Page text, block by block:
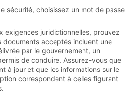
sécurité, choisissez un mot de passe
exigences juridictionnelles, prouvez
documents acceptés incluent une
par le gouvernement, un
de conduire. Assurez-vous que
à jour et que les informations sur le
correspondent à celles figurant